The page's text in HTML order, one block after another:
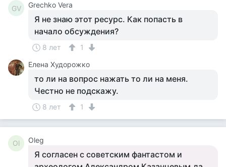
GV Grechko Vera
Я не знаю этот ресурс. Как попасть в
начало обсуждения?
8 лет
1
Елена Худорожко
то ли на вопрос нажать то ли на меня.
Честно не подскажу.
8 лет 1
Ol Oleg
Я согласен с советским фантастом и